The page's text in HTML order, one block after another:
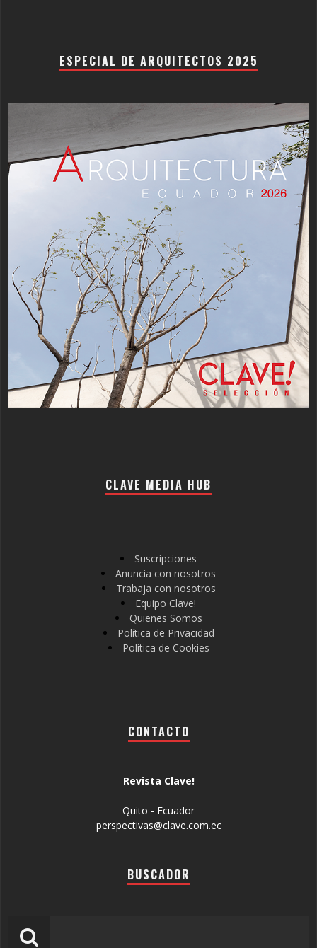
ESPECIAL DE ARQUITECTOS 2025
CLAVE MEDIA HUB
Suscripciones
Anuncia con nosotros
Trabaja con nosotros
Equipo Clave!
Quienes Somos
Política de Privacidad
Política de Cookies
CONTACTO
Revista Clave!
Quito - Ecuador
perspectivas@clave.com.ec
BUSCADOR